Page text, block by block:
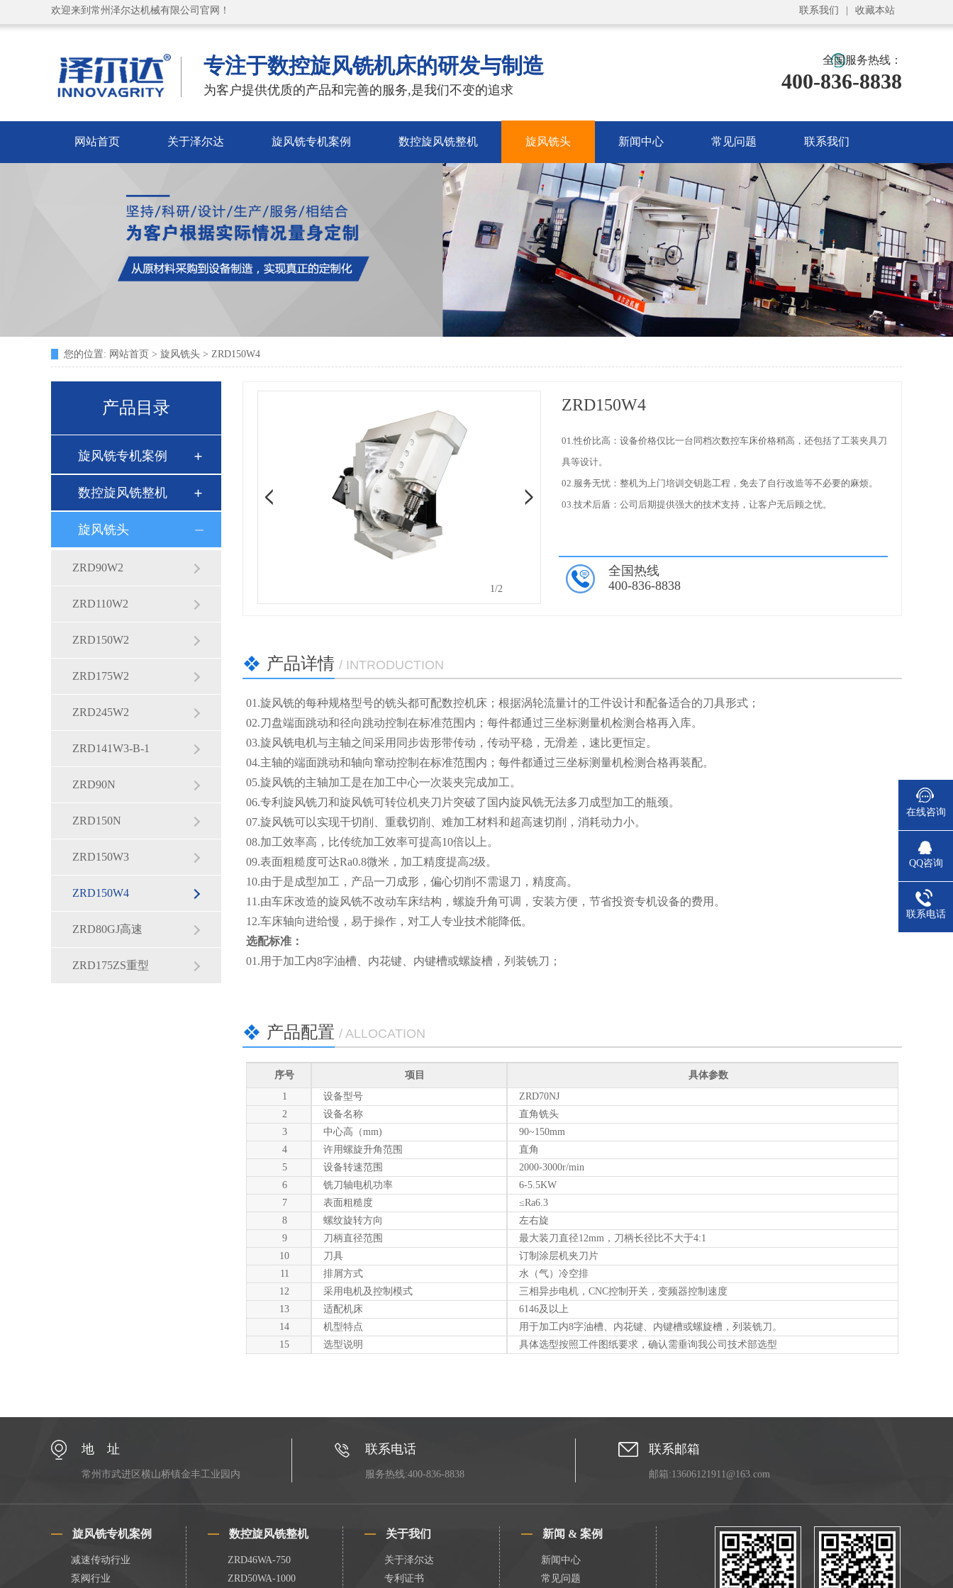
欢迎来到常州泽尔达机械有限公司官网！ 联系我们 收藏本站
专注于数控旋风铣机床的研发与制造
为客户提供优质的产品和完善的服务,是我们不变的追求
全国服务热线：
400-836-8838
网站首页 关于泽尔达 旋风铣专机案例 数控旋风铣整机 旋风铣头 新闻中心 常见问题 联系我们
您的位置: 网站首页 > 旋风铣头 > ZRD150W4
产品目录
旋风铣专机案例
数控旋风铣整机
旋风铣头
ZRD90W2
ZRD110W2
ZRD150W2
ZRD175W2
ZRD245W2
ZRD141W3-B-1
ZRD90N
ZRD150N
ZRD150W3
ZRD150W4
ZRD80GJ高速
ZRD175ZS重型
2/2
ZRD150W4
01.性价比高：设备价格仅比一台同档次数控车床价格稍高，还包括了工装夹具刀
具等设计。
02.服务无忧：整机为上门培训交钥匙工程，免去了自行改造等不必要的麻烦。
03.技术后盾：公司后期提供强大的技术支持，让客户无后顾之忧。
全国热线
400-836-8838
产品详情 / INTRODUCTION
01.旋风铣的每种规格型号的铣头都可配数控机床；根据涡轮流量计的工件设计和配备适合的刀具形式；
02.刀盘端面跳动和径向跳动控制在标准范围内；每件都通过三坐标测量机检测合格再入库。
03.旋风铣电机与主轴之间采用同步齿形带传动，传动平稳，无滑差，速比更恒定。
04.主轴的端面跳动和轴向窜动控制在标准范围内；每件都通过三坐标测量机检测合格再装配。
05.旋风铣的主轴加工是在加工中心一次装夹完成加工。
06.专利旋风铣刀和旋风铣可转位机夹刀片突破了国内旋风铣无法多刀成型加工的瓶颈。
07.旋风铣可以实现干切削、重载切削、难加工材料和超高速切削，消耗动力小。
08.加工效率高，比传统加工效率可提高10倍以上。
09.表面粗糙度可达Ra0.8微米，加工精度提高2级。
10.由于是成型加工，产品一刀成形，偏心切削不需退刀，精度高。
11.由车床改造的旋风铣不改动车床结构，螺旋升角可调，安装方便，节省投资专机设备的费用。
12.车床轴向进给慢，易于操作，对工人专业技术能降低。
选配标准：
01.用于加工内8字油槽、内花键、内键槽或螺旋槽，列装铣刀；
产品配置 / ALLOCATION
序号
1
2
3
4
5
6
7
8
9
10
11
12
13
14
15
项目
设备型号
设备名称
中心高（mm)
许用螺旋升角范围
设备转速范围
铣刀轴电机功率
表面粗糙度
螺纹旋转方向
刀柄直径范围
刀具
排屑方式
采用电机及控制模式
适配机床
机型特点
选型说明
具体参数
ZRD70NJ
直角铣头
90~150mm
直角
2000-3000r/min
6-5.5KW
≤Ra6.3
左右旋
最大装刀直径12mm，刀柄长径比不大于4:1
订制涂层机夹刀片
水（气）冷空排
三相异步电机，CNC控制开关，变频器控制速度
6146及以上
用于加工内8字油槽、内花键、内键槽或螺旋槽，列装铣刀。
具体选型按照工件图纸要求，确认需垂询我公司技术部选型
地 址
常州市武进区横山桥镇金丰工业园内
联系电话
服务热线:400-836-8838
联系邮箱
邮箱:13606121911@163.com
旋风铣专机案例
减速传动行业
泵阀行业
数控旋风铣整机
ZRD46WA-750
ZRD50WA-1000
关于我们
关于泽尔达
专利证书
新闻 & 案例
新闻中心
常见问题
在线咨询
QQ咨询
联系电话